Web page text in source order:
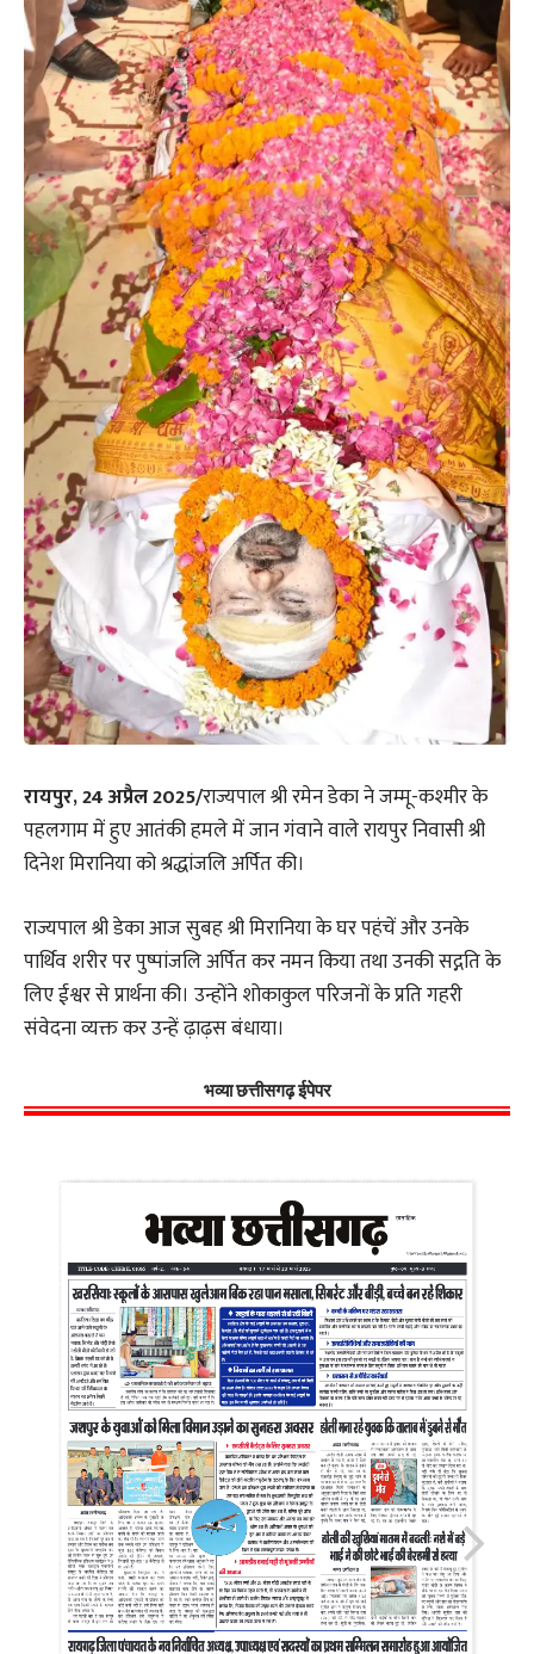
रायपुर, 24 अप्रैल 2025/राज्यपाल श्री रमेन डेका ने जम्मू-कश्मीर के
पहलगाम में हुए आतंकी हमले में जान गंवाने वाले रायपुर निवासी श्री
दिनेश मिरानिया को श्रद्धांजलि अर्पित की।
राज्यपाल श्री डेका आज सुबह श्री मिरानिया के घर पहंचें और उनके
पार्थिव शरीर पर पुष्पांजलि अर्पित कर नमन किया तथा उनकी सद्गति के
लिए ईश्वर से प्रार्थना की। उन्होंने शोकाकुल परिजनों के प्रति गहरी
संवेदना व्यक्त कर उन्हें ढ़ाढ़स बंधाया।
भव्या छत्तीसगढ़ ईपेपर